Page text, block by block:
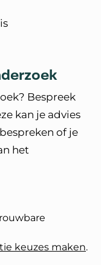
Bespreek
kan je advies
of je
het
keuzes maken.